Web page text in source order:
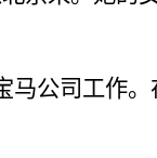
公司工作。